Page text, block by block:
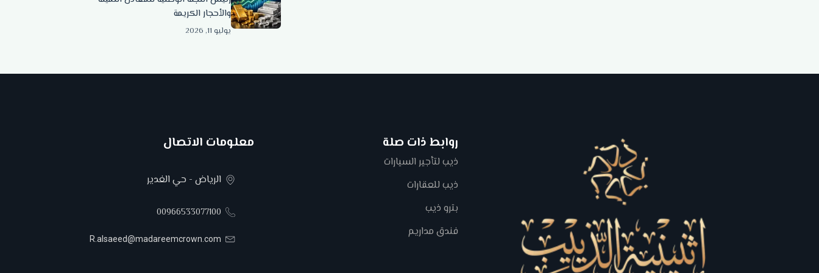
والأحجار الكريمة
يوليو 11, 2026
روابط ذات صلة
ذيب لتأجير السيارات
ذيب للعقارات
بترو ذيب
فندق مداريم
معلومات الاتصال
الرياض - حي الغدير
00966533077100
R.alsaeed@madareemcrown.com